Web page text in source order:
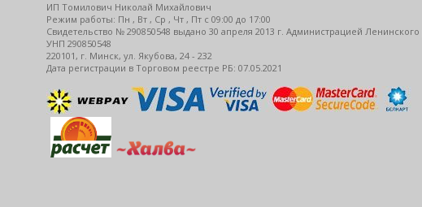
ИП Томилович Николай Михайлович
Режим работы: Пн , Вт , Ср , Чт , Пт c 09:00 до 17:00
Свидетельство № 290850548 выдано 30 апреля 2013 г. Администрацией
УНП 290850548
220101, г. Минск, ул. Якубова, 24 - 232
Дата регистрации в Торговом реестре РБ: 07.05.2021